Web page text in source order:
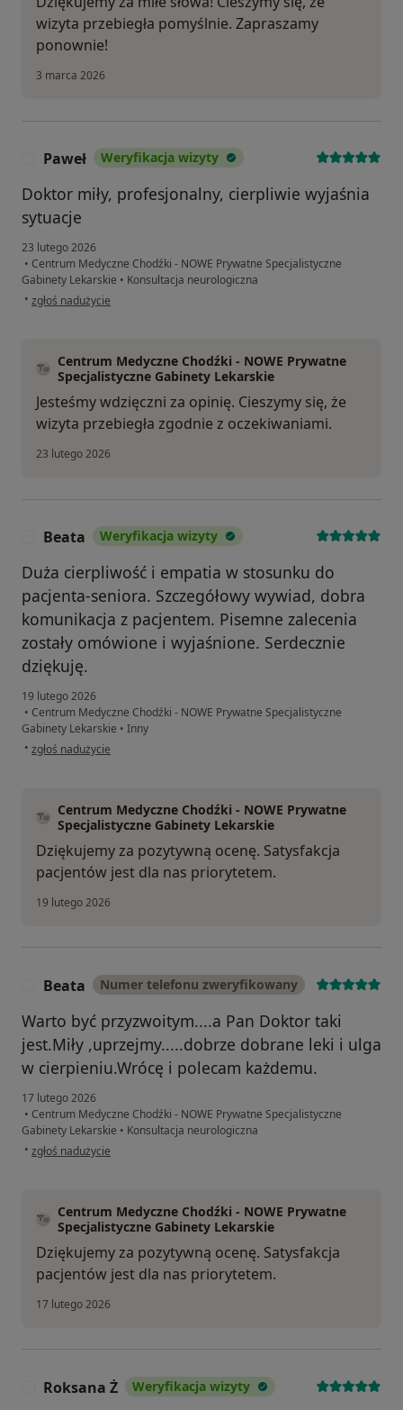
wizyta przebiegła pomyślnie. Zapraszamy
ponownie!
3 marca 2026
Paweł Weryfikacja wizyty
Doktor miły, profesjonalny, cierpliwie wyjaśnia
sytuacje
23 lutego 2026
• Centrum Medyczne Chodźki - NOWE Prywatne Specjalistyczne
Gabinety Lekarskie • Konsultacja neurologiczna
• w opinii użytkownika Paweł
zgłoś nadużycie
Centrum Medyczne Chodźki - NOWE Prywatne
Specjalistyczne Gabinety Lekarskie
Jesteśmy wdzięczni za opinię. Cieszymy się, że
wizyta przebiegła zgodnie z oczekiwaniami.
23 lutego 2026
Beata Weryfikacja wizyty
Duża cierpliwość i empatia w stosunku do
pacjenta-seniora. Szczegółowy wywiad, dobra
komunikacja z pacjentem. Pisemne zalecenia
zostały omówione i wyjaśnione. Serdecznie
dziękuję.
19 lutego 2026
• Centrum Medyczne Chodźki - NOWE Prywatne Specjalistyczne
Gabinety Lekarskie • Inny
• w opinii użytkownika Beata
zgłoś nadużycie
Centrum Medyczne Chodźki - NOWE Prywatne
Specjalistyczne Gabinety Lekarskie
Dziękujemy za pozytywną ocenę. Satysfakcja
pacjentów jest dla nas priorytetem.
19 lutego 2026
Beata Numer telefonu zweryfikowany
Warto być przyzwoitym....a Pan Doktor taki
jest.Miły ,uprzejmy.....dobrze dobrane leki i ulga
w cierpieniu.Wrócę i polecam każdemu.
17 lutego 2026
• Centrum Medyczne Chodźki - NOWE Prywatne Specjalistyczne
Gabinety Lekarskie • Konsultacja neurologiczna
• w opinii użytkownika Beata
zgłoś nadużycie
Centrum Medyczne Chodźki - NOWE Prywatne
Specjalistyczne Gabinety Lekarskie
Dziękujemy za pozytywną ocenę. Satysfakcja
pacjentów jest dla nas priorytetem.
17 lutego 2026
Roksana Ż Weryfikacja wizyty